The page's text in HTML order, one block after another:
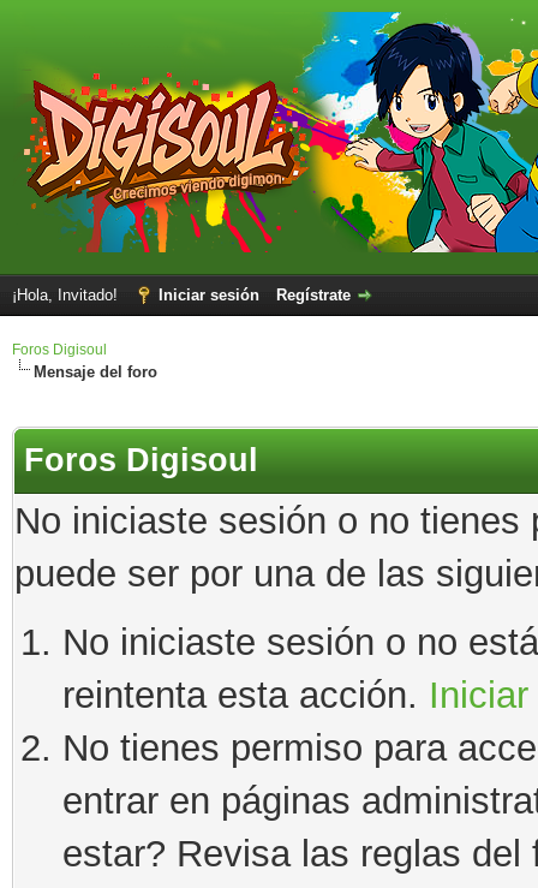
¡Hola, Invitado! Iniciar sesión Regístrate
Foros Digisoul
Mensaje del foro
Foros Digisoul
No iniciaste sesión o no
puede ser por una de las
No iniciaste sesión o no
reintenta esta acción.
No tienes permiso para
entrar en páginas
estar? Revisa las reglas